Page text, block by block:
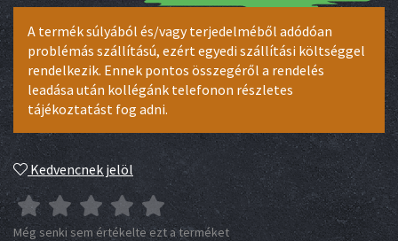
A termék súlyából és/vagy terjedelméből adódóan
problémás szállítású, ezért egyedi szállítási költséggel
rendelkezik. Ennek pontos összegéről a rendelés
leadása után kollégánk telefonon részletes
tájékoztatást fog adni.
Kedvencnek jelöl
Még senki sem értékelte ezt a terméket